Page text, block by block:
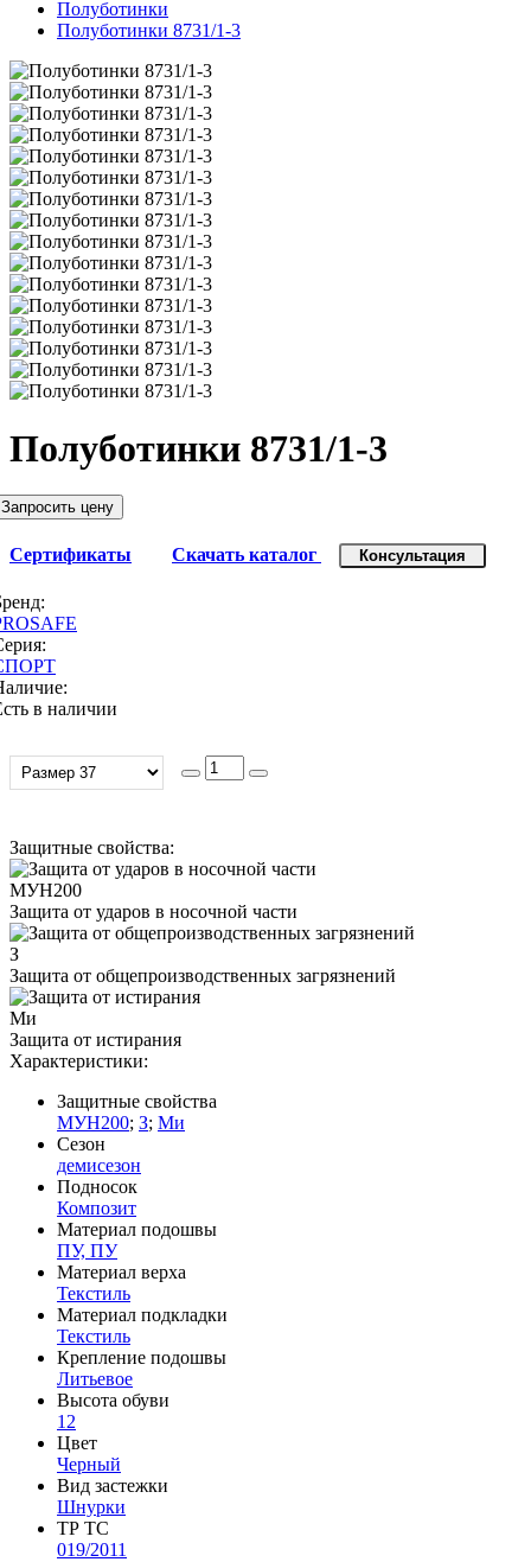
Полуботинки
Полуботинки 8731/1-3
Полуботинки 8731/1-3
Запросить цену
Сертификаты Скачать каталог Консультация
в наличии
Защитные свойства:
МУН200
Защита от ударов в носочной части
З
Защита от общепроизводственных загрязнений
Ми
Защита от истирания
Характеристики:
Защитные свойства
МУН200; З; Ми
Сезон
демисезон
Подносок
Композит
Материал подошвы
ПУ, ПУ
Материал верха
Текстиль
Материал подкладки
Текстиль
Крепление подошвы
Литьевое
Высота обуви
12
Цвет
Черный
Вид застежки
Шнурки
ТР ТС
019/2011